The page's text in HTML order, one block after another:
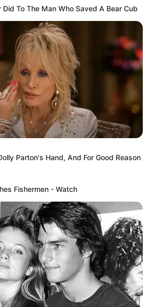
To The Man Who Saved A Bear Cub
Parton's Hand, And For Good Reason
Fishermen - Watch